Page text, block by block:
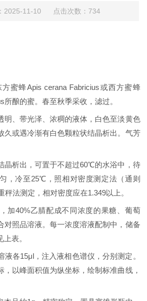
2025-11-10 点击次数：734
蜜蜂Apis ceranaFabricius或西方蜜蜂
所酿的蜜。春至秋季采收，滤过。
、带光泽、浓稠的液体，白色至淡黄色
久或遇冷渐有白色颗粒状结晶析出。气芳
析出，可置于不超过60℃的水浴中，待
，冷至25℃ ，照相对密度测定法（通则
秤法测定，相对密度应在1.349以上。
加40%乙腈配成不同浓度的果糖、葡萄
对照品溶液。每一浓度溶液配制中，储备
表。
液各15μl，注入液相色谱仪，分别测定。
，以峰面积值为纵坐标，绘制标准曲线，